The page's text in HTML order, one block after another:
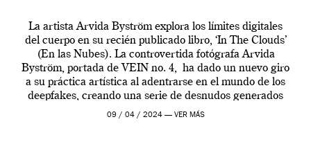
La artista Arvida Byström explora los límites digitales
del cuerpo en su recién publicado libro, ‘In The Clouds’
(En las Nubes). La controvertida fotógrafa Arvida
Byström, portada de VEIN no. 4, ha dado un nuevo giro
a su práctica artística al adentrarse en el mundo de los
deepfakes, creando una serie de desnudos generados
por […]
09 / 04 / 2024 — VER MÁS